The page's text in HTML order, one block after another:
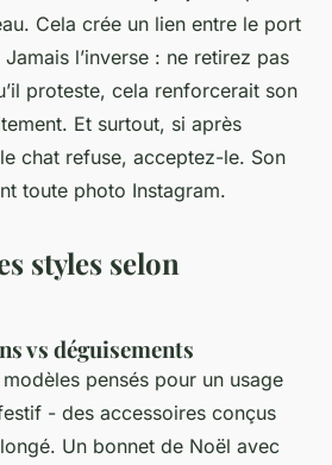
Cela crée un lien entre le port
l’inverse : ne retirez pas
proteste, cela renforcerait son
Et surtout, si après
chat refuse, acceptez-le. Son
toute photo Instagram.
styles selon
vs déguisements
pensés pour un usage
- des accessoires conçus
Un bonnet de Noël avec